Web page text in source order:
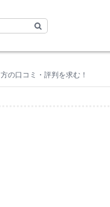
の口コミ・評判を求む！